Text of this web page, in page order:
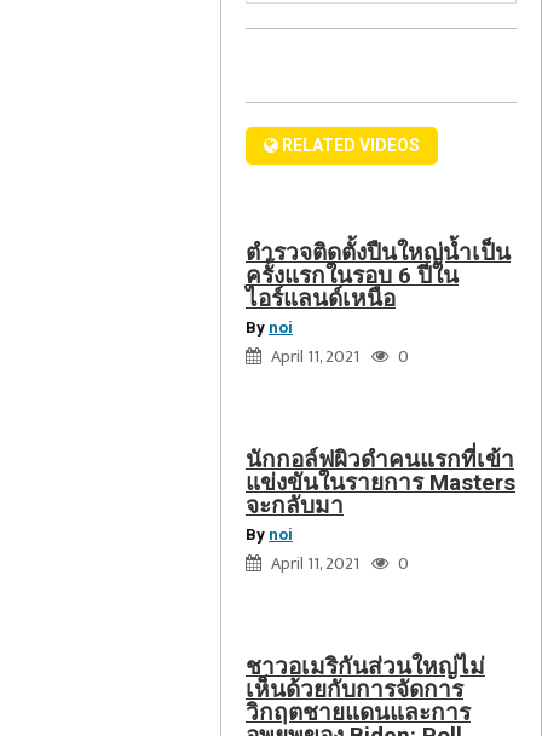
RELATED VIDEOS
ใน
ปี
ใน
ไอร์แลนด์เหนือ
ตำรวจติดตั้งปืนใหญ่น้ำเป็น
ครั้งแรกในรอบ 6 ปีใน
ไอร์แลนด์เหนือ
By noi
April 11, 2021 0
ผิว
แรก
ที่
เข้า
รายการ
Masters
จะ
กลับ
นักกอล์ฟผิวดำคนแรกที่เข้า
แข่งขันในรายการ Masters
จะกลับมา
By noi
April 11, 2021 0
อเมริกัน
ส่วน
ใหญ่
ด้วย
กับ
การ
จัดการ
วิกฤต
การ
อพยพ
ของ
Biden:
ชาวอเมริกันส่วนใหญ่ไม่
เห็นด้วยกับการจัดการ
วิกฤตชายแดนและการ